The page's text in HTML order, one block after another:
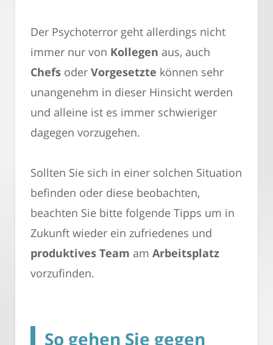
Der Psychoterror geht allerdings nicht
immer nur von Kollegen aus, auch
Chefs oder Vorgesetzte können sehr
unangenehm in dieser Hinsicht werden
und alleine ist es immer schwieriger
dagegen vorzugehen.
Sollten Sie sich in einer solchen Situation
befinden oder diese beobachten,
beachten Sie bitte folgende Tipps um in
Zukunft wieder ein zufriedenes und
produktives Team am Arbeitsplatz
vorzufinden.
So gehen Sie gegen